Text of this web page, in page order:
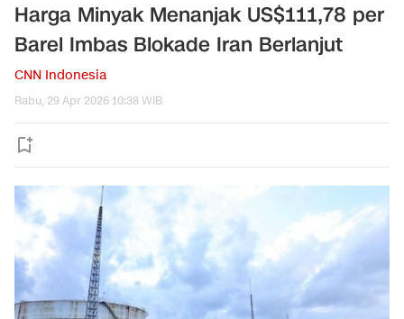
Harga Minyak Menanjak US$111,78 per
Barel Imbas Blokade Iran Berlanjut
CNN Indonesia
Rabu, 29 Apr 2026 10:38 WIB